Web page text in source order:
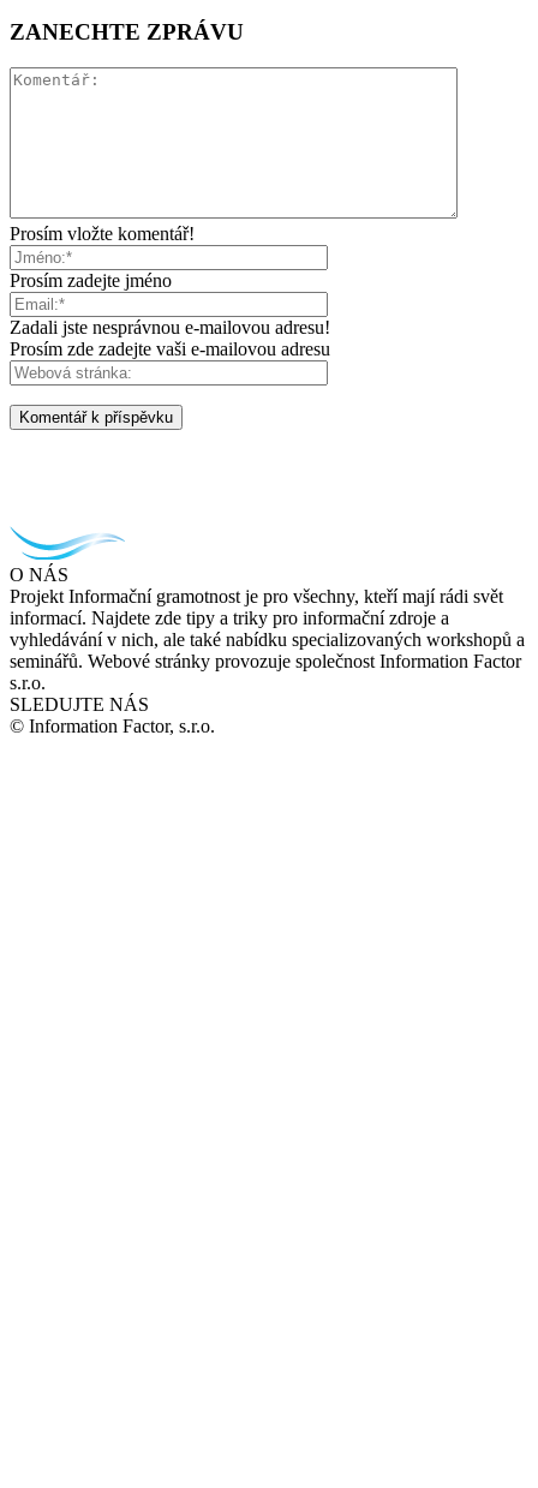
ZANECHTE ZPRÁVU
Prosím vložte komentář!
Prosím zadejte jméno
Zadali jste nesprávnou e-mailovou adresu!
Prosím zde zadejte vaši e-mailovou adresu
O NÁS
Projekt Informační gramotnost je pro všechny, kteří mají rádi svět
informací. Najdete zde tipy a triky pro informační zdroje a
vyhledávání v nich, ale také nabídku specializovaných workshopů a
seminářů. Webové stránky provozuje společnost Information Factor
s.r.o.
SLEDUJTE NÁS
© Information Factor, s.r.o.